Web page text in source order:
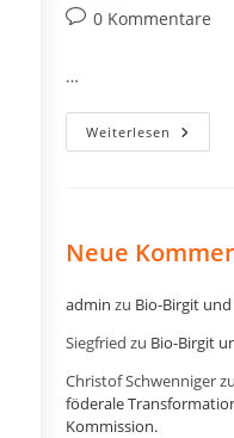
Beitrags-
0 Kommentare
…
Weiterlesen Schon
Mal
Neue
admin zu Bio-Birgit
Siegfried zu Bio-Birgit
Christof Schwennigerzu
föderale
Kommission.